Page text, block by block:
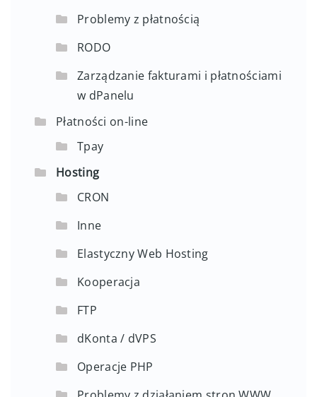
Problemy z płatnością
RODO
Zarządzanie fakturami i płatnościami
w dPanelu
Płatności on-line
Tpay
Hosting
CRON
Inne
Elastyczny Web Hosting
Kooperacja
FTP
dKonta / dVPS
Operacje PHP